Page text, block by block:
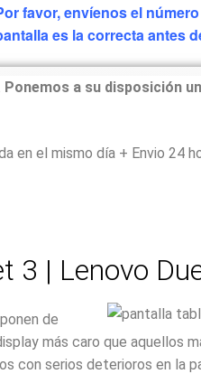
favor, envíenos el
es la correcta antes
Ponemos a su disposición
el mismo día + Envio 24
3 | Lenovo
de
más caro que aquellos
con serios deterioros en la